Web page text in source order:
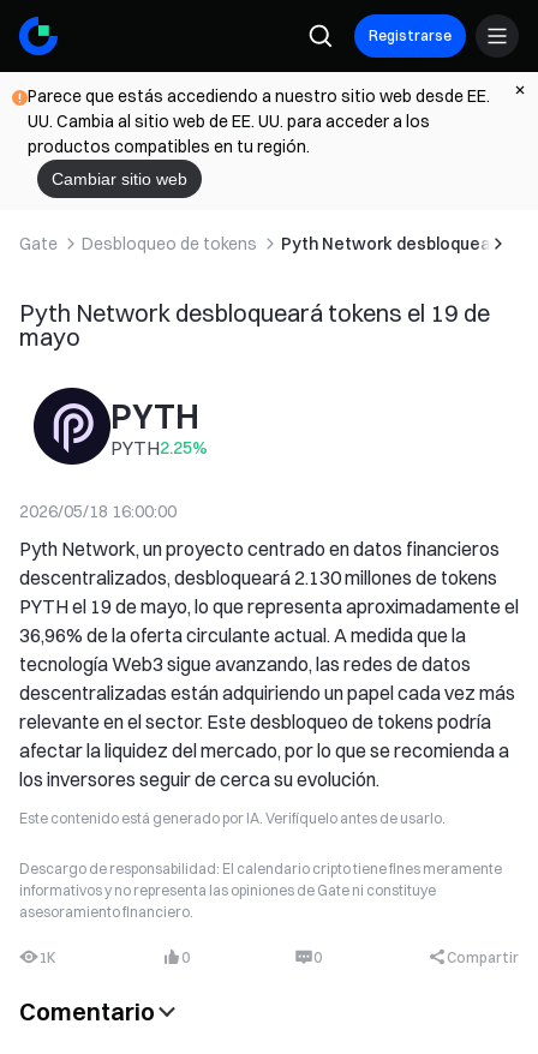
Registrarse
Parece que estás accediendo a nuestro sitio web desde EE.
UU. Cambia al sitio web de EE. UU. para acceder a los
productos compatibles en tu región.
Cambiar sitio web
Gate Desbloqueo de tokens Pyth Network desbloqueará
Pyth Network desbloqueará tokens el 19 de
mayo
PYTH
PYTH2.25%
2026/05/18 16:00:00
Pyth Network, un proyecto centrado en datos financieros
descentralizados, desbloqueará 2.130 millones de tokens
PYTH el 19 de mayo, lo que representa aproximadamente el
36,96% de la oferta circulante actual. A medida que la
tecnología Web3 sigue avanzando, las redes de datos
descentralizadas están adquiriendo un papel cada vez más
relevante en el sector. Este desbloqueo de tokens podría
afectar la liquidez del mercado, por lo que se recomienda a
los inversores seguir de cerca su evolución.
Este contenido está generado por IA. Verifíquelo antes de usarlo.
Descargo de responsabilidad: El calendario cripto tiene fines meramente
informativos y no representa las opiniones de Gate ni constituye
asesoramiento financiero.
1K 0 0 Compartir
Comentario